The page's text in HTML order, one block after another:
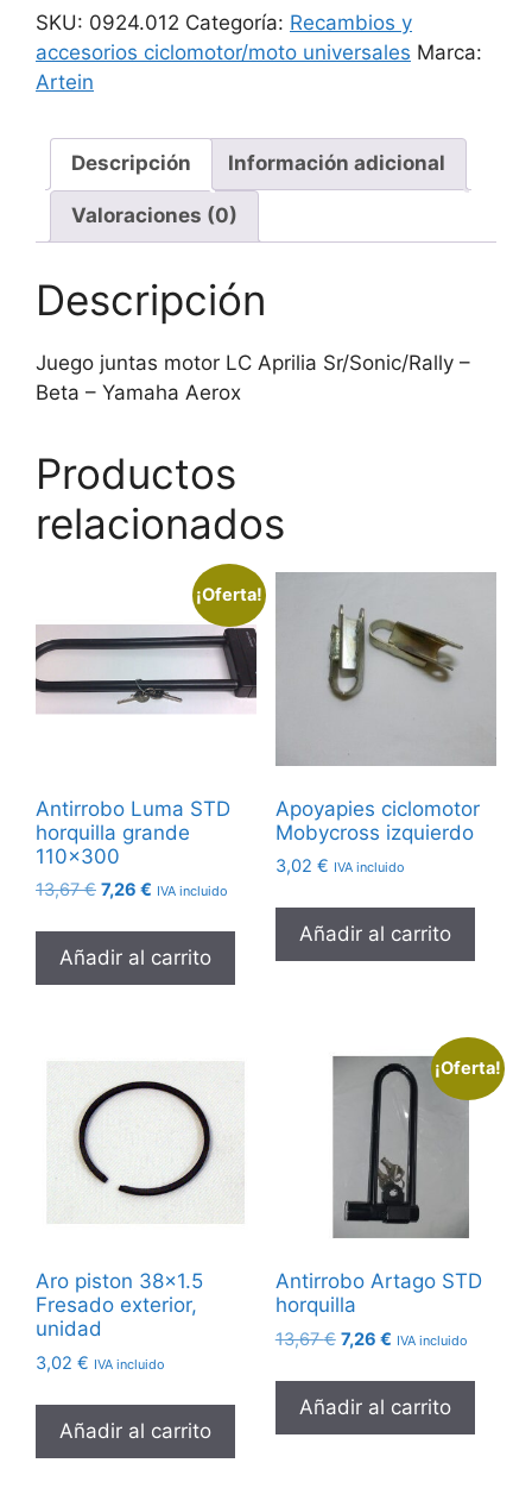
LC
Aprilia
-
Yamaha
cantidad
SKU: 0924.012 Categoría: Recambios y
accesorios ciclomotor/moto universales Marca:
Artein
Descripción Información adicional
Valoraciones (0)
Descripción
Juego juntas motor LC Aprilia Sr/Sonic/Rally –
Beta – Yamaha Aerox
Productos
relacionados
¡Oferta!
Antirrobo Luma STD
horquilla grande
110×300
13,67€ El
original
era:
13,67 €.
7,26 € El
actual
es:
7,26 €.
IVA incluido
Añadir al carrito
Apoyapies ciclomotor
Mobycross izquierdo
3,02 € IVA incluido
Añadir al carrito
Aro piston 38×1.5
Fresado exterior,
unidad
3,02 € IVA incluido
Añadir al carrito
¡Oferta!
Antirrobo Artago STD
horquilla
13,67€ El
original
era:
13,67 €.
7,26 €El
actual
es:
7,26 €.
IVA incluido
Añadir al carrito